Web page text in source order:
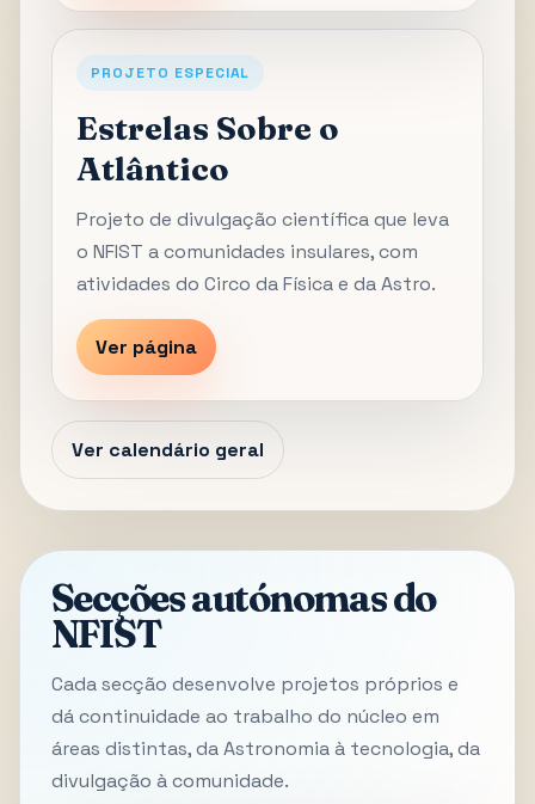
PROJETO ESPECIAL
Estrelas Sobre o
Atlântico
Projeto de divulgação científica que leva
o NFIST a comunidades insulares, com
atividades do Circo da Física e da Astro.
Ver página
Ver calendário geral
Secções autónomas do
NFIST
Cada secção desenvolve projetos próprios e
dá continuidade ao trabalho do núcleo em
áreas distintas, da Astronomia à tecnologia, da
divulgação à comunidade.